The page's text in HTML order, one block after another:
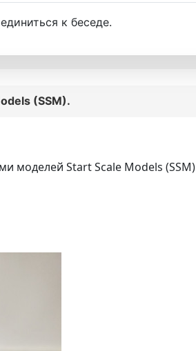
к беседе.
(SSM).
моделей Start Scale Models (SSM)